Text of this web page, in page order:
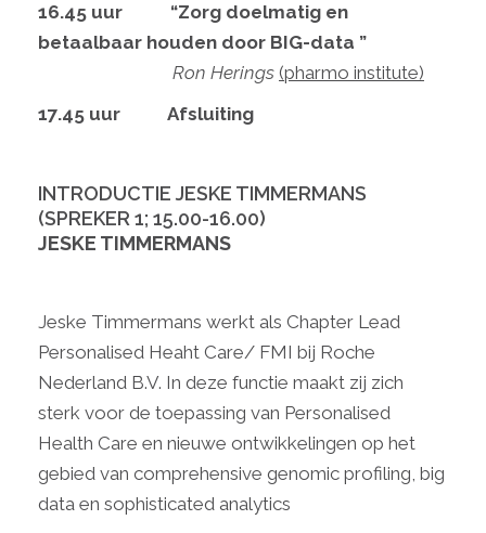
16.45 uur “Zorg doelmatig en
betaalbaar houden door BIG-data ”
Ron Herings (pharmo institute)
17.45 uur Afsluiting
INTRODUCTIE JESKE TIMMERMANS
(SPREKER 1; 15.00-16.00)
JESKE TIMMERMANS
Jeske Timmermans werkt als Chapter Lead
Personalised Heaht Care/ FMI bij Roche
Nederland B.V. In deze functie maakt zij zich
sterk voor de toepassing van Personalised
Health Care en nieuwe ontwikkelingen op het
gebied van comprehensive genomic profiling, big
data en sophisticated analytics